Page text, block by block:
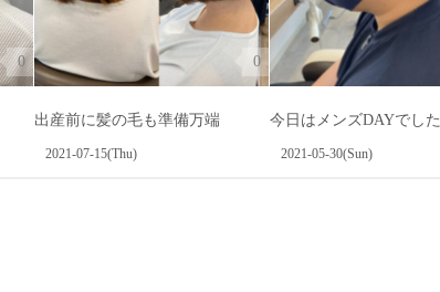
0 0
出産前に髪の毛も準備万端
2021-07-15(Thu)
今日はメンズDAYでした
2021-05-30(Sun)